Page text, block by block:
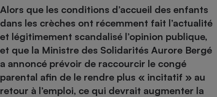
Alors que les conditions d’accueil des enfants
dans les crèches ont récemment fait l’actualité
et légitimement scandalisé l’opinion publique,
et que la Ministre des Solidarités Aurore Bergé
a annoncé prévoir de raccourcir le congé
parental afin de le rendre plus « incitatif » au
retour à l’emploi, ce qui devrait augmenter la
Supermarché - Drive
Mutuelle
Comparateur auto
Comparatif climatiseur
Comparatif aspirateur
Comparatif aspirateur
Comparatif cafetière
Comparatif robot cuiseur
Comparatif centrale
Comparatif ordinateur
Comparatif ultrabook
Comparatif tablette
Image et son
Informatique
Aménagement
Bricolage - Jardinage
Chauffage
Produit d'entretien
Sécurité domestique
Hygiène - Beauté
Maladie - Médecine -
Système de santé -
Retraite
Tous les comparateurs
Toutes les cartes interactives
Speedtest - Testez le débit de votre
connexion Internet